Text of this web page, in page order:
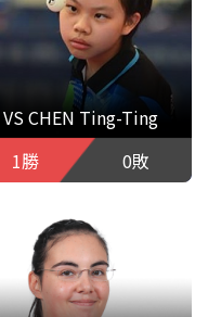
VS CHEN Ting-Ting
1勝
0敗